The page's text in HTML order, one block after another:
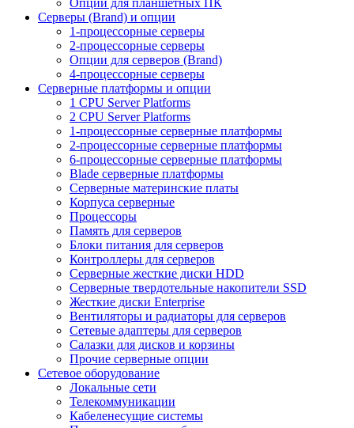
Опции для планшетных ПК
Серверы (Brand) и опции
1-процессорные серверы
2-процессорные серверы
Опции для серверов (Brand)
4-процессорные серверы
Серверные платформы и опции
1 CPU Server Platforms
2 CPU Server Platforms
1-процессорные серверные платформы
2-процессорные серверные платформы
6-процессорные серверные платформы
Blade серверные платформы
Серверные материнские платы
Корпуса серверные
Процессоры
Память для серверов
Блоки питания для серверов
Контроллеры для серверов
Серверные жесткие диски HDD
Серверные твердотельные накопители SSD
Жесткие диски Enterprise
Вентиляторы и радиаторы для серверов
Сетевые адаптеры для серверов
Салазки для дисков и корзины
Прочие серверные опции
Сетевое оборудование
Локальные сети
Телекоммуникации
Кабеленесущие системы